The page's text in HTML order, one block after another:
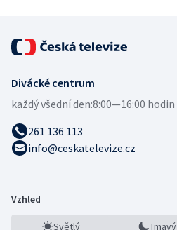
Divácké centrum
každý všední den:8:00—16:00 hodin
261 136 113
info@ceskatelevize.cz
Vzhled
Světlý Tmavý